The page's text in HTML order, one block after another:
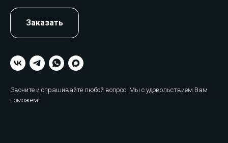
Заказать
Звоните и спрашивайте любой вопрос. Мы с удовольствием Вам
поможем!